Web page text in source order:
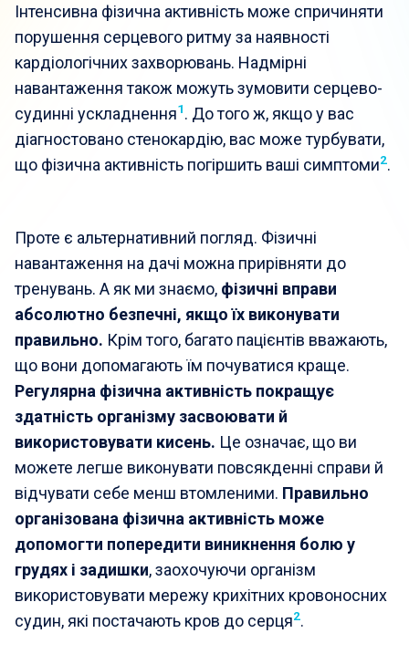
Інтенсивна фізична активність може спричиняти
порушення серцевого ритму за наявності
кардіологічних захворювань. Надмірні
навантаження також можуть зумовити серцево-
судинні ускладнення1. До того ж, якщо у вас
діагностовано стенокардію, вас може турбувати,
що фізична активність погіршить ваші симптоми2.
Проте є альтернативний погляд. Фізичні
навантаження на дачі можна прирівняти до
тренувань. А як ми знаємо, фізичні вправи
абсолютно безпечні, якщо їх виконувати
правильно. Крім того, багато пацієнтів вважають,
що вони допомагають їм почуватися краще.
Регулярна фізична активність покращує
здатність організму засвоювати й
використовувати кисень. Це означає, що ви
можете легше виконувати повсякденні справи й
відчувати себе менш втомленими. Правильно
організована фізична активність може
допомогти попередити виникнення болю у
грудях і задишки, заохочуючи організм
використовувати мережу крихітних кровоносних
судин, які постачають кров до серця2.